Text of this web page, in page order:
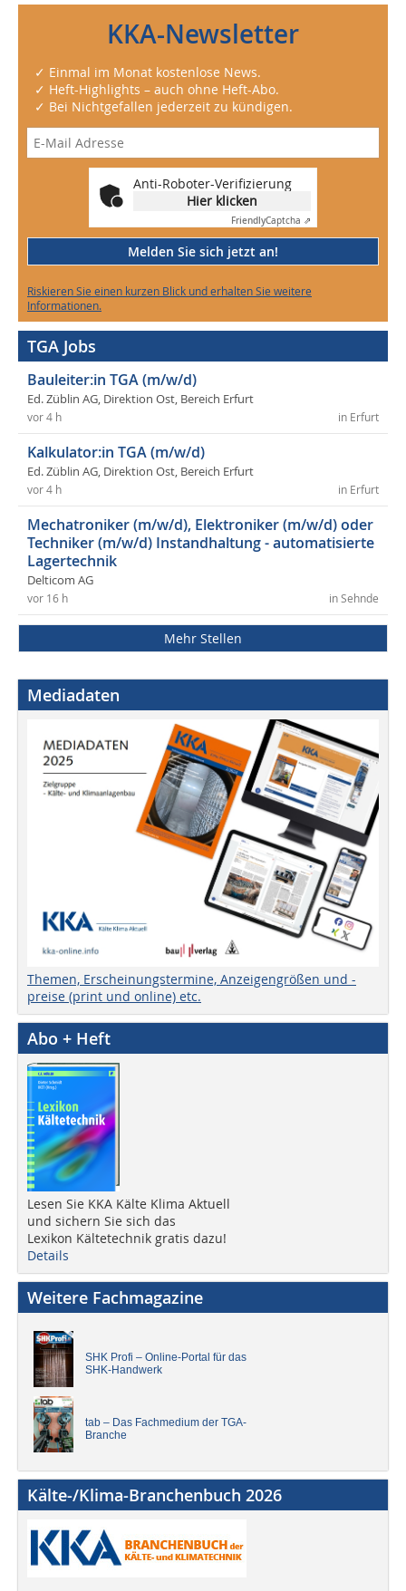
KKA-Newsletter
✓ Einmal im Monat kostenlose News.
✓ Heft-Highlights – auch ohne Heft-Abo.
✓ Bei Nichtgefallen jederzeit zu kündigen.
Anti-Roboter-Verifizierung
Hier klicken
FriendlyCaptcha ⇗
Melden Sie sich jetzt an!
Riskieren Sie einen kurzen Blick und erhalten Sie weitere
Informationen.
TGA Jobs
Bauleiter:in TGA (m/w/d)
Ed. Züblin AG, Direktion Ost, Bereich Erfurt
in Erfurt
vor 4 h
Kalkulator:in TGA (m/w/d)
Ed. Züblin AG, Direktion Ost, Bereich Erfurt
in Erfurt
vor 4 h
Mechatroniker (m/w/d), Elektroniker (m/w/d) oder
Techniker (m/w/d) Instandhaltung - automatisierte
Lagertechnik
Delticom AG
in Sehnde
vor 16 h
Mehr Stellen
Mediadaten
Themen, Erscheinungstermine, Anzeigengrößen und -
preise (print und online) etc.
Abo + Heft
Lesen Sie KKA Kälte Klima Aktuell
und sichern Sie sich das
Lexikon Kältetechnik gratis dazu!
Details
Weitere Fachmagazine
SHK Profi – Online-Portal für das
SHK-Handwerk
tab – Das Fachmedium der TGA-
Branche
Kälte-/Klima-Branchenbuch 2026